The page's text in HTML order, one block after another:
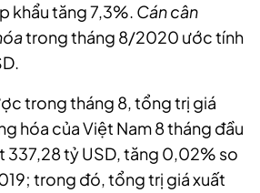
khẩu tăng 7,3%. Cán cân
trong tháng 8/2020 ước tính
trong tháng 8, tổng trị giá
hóa của Việt Nam 8 tháng đầu
tỷ USD, tăng 0,02% so
trong đó, tổng trị giá xuất